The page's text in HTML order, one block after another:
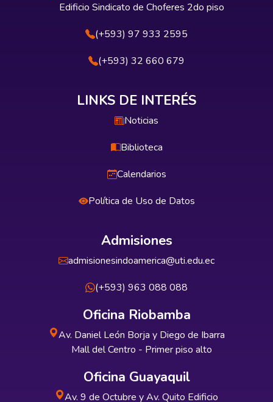
Edificio Sindicato de Choferes 2do piso
(+593) 97 933 2595
(+593) 32 660 679
LINKS DE INTERÉS
Noticias
Biblioteca
Calendarios
Política de Uso de Datos
Admisiones
admisionesindoamerica@uti.edu.ec
(+593) 963 088 088
Oficina Riobamba
Av. Daniel León Borja y Diego de Ibarra
Mall del Centro - Primer piso alto
Oficina Guayaquil
Av. 9 de Octubre y Av. Quito Edificio